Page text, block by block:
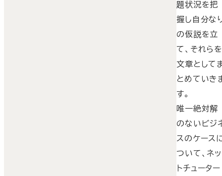
題状況を把
握し自分な
の仮説を立
て、それら
文章として
とめていき
す。
唯一絶対解
のないビジ
スのケース
ついて、ネッ
トチューター